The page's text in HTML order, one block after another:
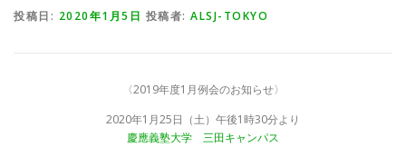
投稿日: 2020年1月5日 投稿者: ALSJ-TOKYO
〈2019年度1月例会のお知らせ〉
2020年1月25日（土）午後1時30分より
慶應義塾大学 三田キャンパス